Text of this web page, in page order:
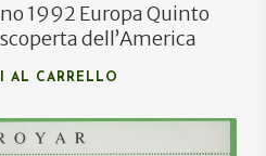
1992 Europa Quinto
dell’America
AL CARRELLO